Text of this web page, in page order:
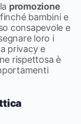
promozione
bambini e
consapevole e
loro i
privacy e
rispettosa è